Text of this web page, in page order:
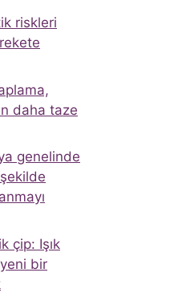
riskleri
daha taze
genelinde
çip: Işık
bir